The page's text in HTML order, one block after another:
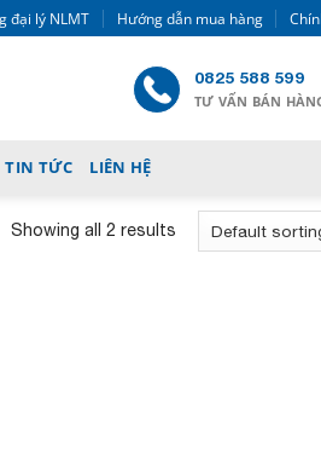
đại lý NLMT Hướng dẫn mua hàng
0825 588 599
TƯ VẤN BÁN
TIN TỨC LIÊN HỆ
Showing all 2 results